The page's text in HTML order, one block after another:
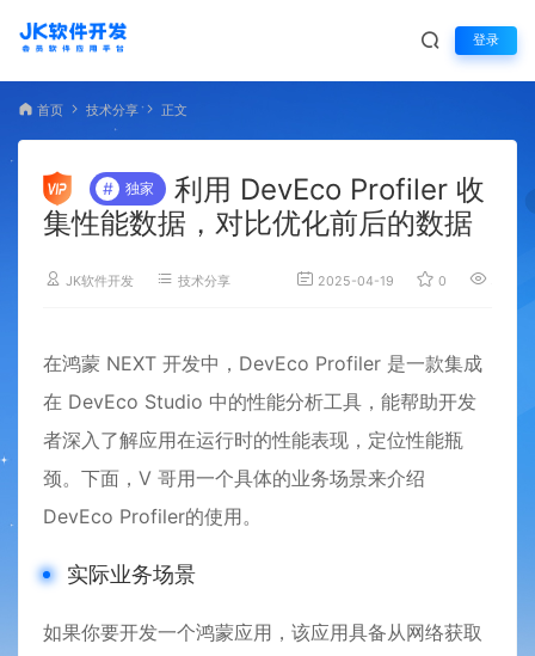
登录
首页 技术分享 正文
# 独家
利用 DevEco Profiler 收
集性能数据，对比优化前后的数据
JK软件开发 技术分享 2025-04-19 0
在鸿蒙 NEXT 开发中，DevEco Profiler 是一款集成
在 DevEco Studio 中的性能分析工具，能帮助开发
者深入了解应用在运行时的性能表现，定位性能瓶
颈。下面，V 哥用一个具体的业务场景来介绍
DevEco Profiler的使用。
实际业务场景
如果你要开发一个鸿蒙应用，该应用具备从网络获取